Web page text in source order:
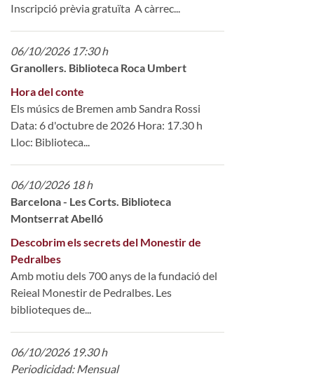
Inscripció prèvia gratuïta A càrrec...
06/10/2026 17:30 h
Granollers. Biblioteca Roca Umbert
Hora del conte
Els músics de Bremen amb Sandra Rossi
Data: 6 d'octubre de 2026 Hora: 17.30 h
Lloc: Biblioteca...
06/10/2026 18 h
Barcelona - Les Corts. Biblioteca
Montserrat Abelló
Descobrim els secrets del Monestir de
Pedralbes
Amb motiu dels 700 anys de la fundació del
Reieal Monestir de Pedralbes. Les
biblioteques de...
06/10/2026 19.30 h
Periodicidad: Mensual